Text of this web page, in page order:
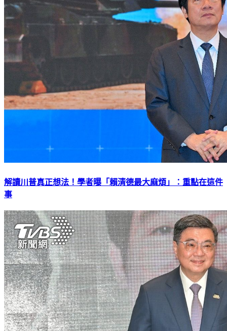
解讀川普真正想法！學者曝「賴清德最大麻煩」：重點在這件
事